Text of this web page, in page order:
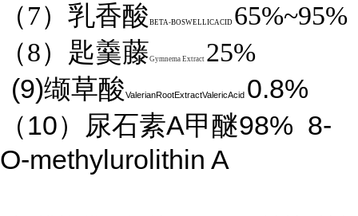
（7）乳香酸 BETA-BOSWELLICACID 65%~95%
（8）匙羹藤Gymnema Extract 25%
(9)缬草酸ValerianRootExtractValericAcid 0.8%
（10）尿石素A甲醚98% 8-
O-methylurolithin A